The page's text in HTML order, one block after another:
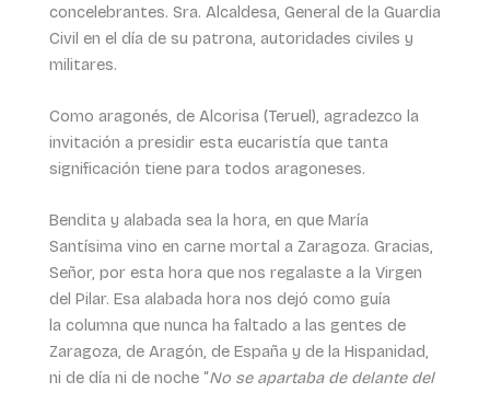
concelebrantes. Sra. Alcaldesa, General de la Guardia
Civil en el día de su patrona, autoridades civiles y
militares.
Como aragonés, de Alcorisa (Teruel), agradezco la
invitación a presidir esta eucaristía que tanta
significación tiene para todos aragoneses.
Bendita y alabada sea la hora, en que María
Santísima vino en carne mortal a Zaragoza. Gracias,
Señor, por esta hora que nos regalaste a la Virgen
del Pilar. Esa alabada hora nos dejó como guía
la columna que nunca ha faltado a las gentes de
Zaragoza, de Aragón, de España y de la Hispanidad,
ni de día ni de noche “No se apartaba de delante del